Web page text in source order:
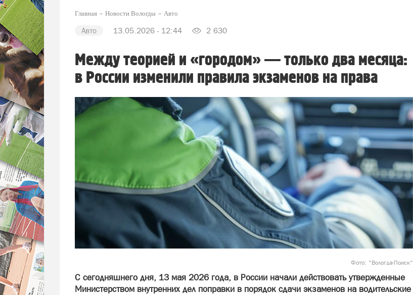
Главная Новости Вологды Авто
Авто 13.05.2026 - 12:44 2 630
Между теорией и «городом» — только два месяца:
в России изменили правила экзаменов на права
Фото: "Вологда-Поиск"
С сегодняшнего дня, 13 мая 2026 года, в России начали действовать утвержденные
Министерством внутренних дел поправки в порядок сдачи экзаменов на водительские